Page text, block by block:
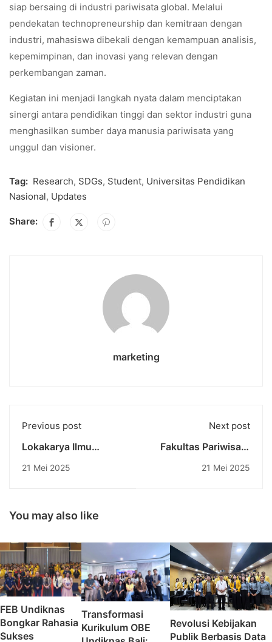
siap bersaing di industri pariwisata global. Melalui
pendekatan technopreneurship dan kemitraan dengan
industri, mahasiswa dibekali dengan kemampuan analisis,
kepemimpinan, dan inovasi yang relevan dengan
perkembangan zaman.
Kegiatan ini menjadi langkah nyata dalam menciptakan
sinergi antara pendidikan tinggi dan sektor industri guna
menghasilkan sumber daya manusia pariwisata yang
unggul dan visioner.
Tag: Research, SDGs, Student, Universitas Pendidikan
Nasional, Updates
Share:
marketing
Previous post
Lokakarya Ilmu
Bahas Penanganan
21 Mei 2025
Next post
Fakultas Pariwisata
Group Jalin
Terapan
21 Mei 2025
You may also like
FEB Undiknas
Bongkar Rahasia
Sukses
Transformasi
Kurikulum OBE
Revolusi Kebijakan
Publik Berbasis Data